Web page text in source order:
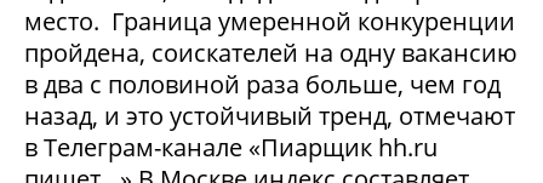
место. Граница умеренной конкуренции
пройдена, соискателей на одну вакансию
в два с половиной раза больше, чем год
назад, и это устойчивый тренд, отмечают
в Телеграм-канале «Пиарщик hh.ru